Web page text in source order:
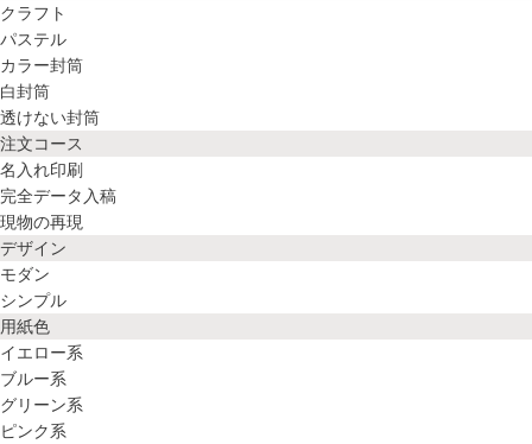
クラフト
パステル
カラー封筒
白封筒
透けない封筒
注文コース
名入れ印刷
完全データ入稿
現物の再現
デザイン
モダン
シンプル
用紙色
イエロー系
ブルー系
グリーン系
ピンク系